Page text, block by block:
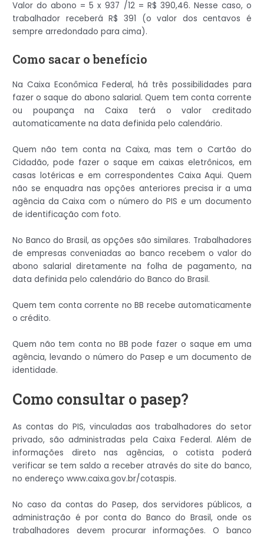
Valor do abono = 5 x 937 /12 = R$ 390,46. Nesse caso, o
trabalhador receberá R$ 391 (o valor dos centavos é
sempre arredondado para cima).
Como sacar o benefício
Na Caixa Econômica Federal, há três possibilidades para
fazer o saque do abono salarial. Quem tem conta corrente
ou poupança na Caixa terá o valor creditado
automaticamente na data definida pelo calendário.
Quem não tem conta na Caixa, mas tem o Cartão do
Cidadão, pode fazer o saque em caixas eletrônicos, em
casas lotéricas e em correspondentes Caixa Aqui. Quem
não se enquadra nas opções anteriores precisa ir a uma
agência da Caixa com o número do PIS e um documento
de identificação com foto.
No Banco do Brasil, as opções são similares. Trabalhadores
de empresas conveniadas ao banco recebem o valor do
abono salarial diretamente na folha de pagamento, na
data definida pelo calendário do Banco do Brasil.
Quem tem conta corrente no BB recebe automaticamente
o crédito.
Quem não tem conta no BB pode fazer o saque em uma
agência, levando o número do Pasep e um documento de
identidade.
Como consultar o pasep?
As contas do PIS, vinculadas aos trabalhadores do setor
privado, são administradas pela Caixa Federal. Além de
informações direto nas agências, o cotista poderá
verificar se tem saldo a receber através do site do banco,
no endereço www.caixa.gov.br/cotaspis.
No caso da contas do Pasep, dos servidores públicos, a
administração é por conta do Banco do Brasil, onde os
trabalhadores devem procurar informações. O banco